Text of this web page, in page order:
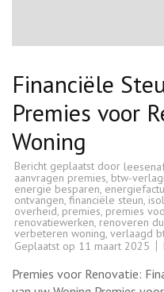
Financiële
Premies voor
Woning
Bericht geplaatst door
aanvragen premies, btw-
energie besparen,
ontvangen, financiële steun,
overheid, premies, premies
renovatiewerken, renoveren
verbeteren woning, verlaagd
Geplaatst op 11 maart 2025
Premies voor Renovatie: